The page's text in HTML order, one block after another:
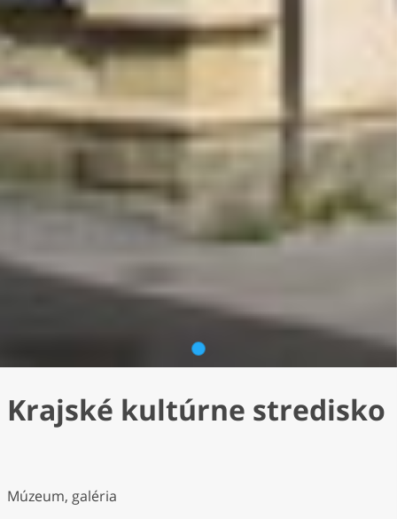
1
Krajské kultúrne stredisko
Múzeum, galéria